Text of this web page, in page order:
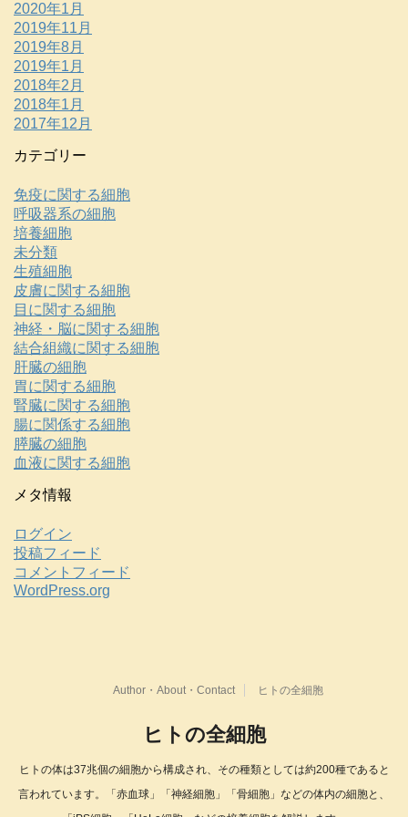
2020年1月
2019年11月
2019年8月
2019年1月
2018年2月
2018年1月
2017年12月
カテゴリー
免疫に関する細胞
呼吸器系の細胞
培養細胞
未分類
生殖細胞
皮膚に関する細胞
目に関する細胞
神経・脳に関する細胞
結合組織に関する細胞
肝臓の細胞
胃に関する細胞
腎臓に関する細胞
腸に関係する細胞
膵臓の細胞
血液に関する細胞
メタ情報
ログイン
投稿フィード
コメントフィード
WordPress.org
Author・About・Contact ヒトの全細胞
ヒトの全細胞
ヒトの体は37兆個の細胞から構成され、その種類としては約200種であると
言われています。「赤血球」「神経細胞」「骨細胞」などの体内の細胞と、